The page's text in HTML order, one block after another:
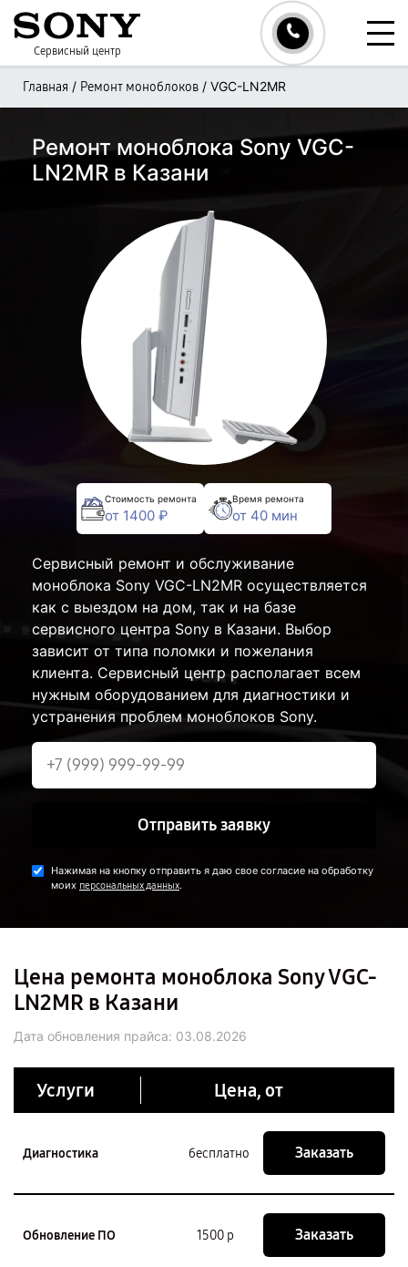
Сервисный центр
Главная / Ремонт моноблоков / VGC-LN2MR
Ремонт моноблока Sony VGC-
LN2MR в Казани
Стоимость ремонта
от 1400 ₽
Время ремонта
от 40 мин
Сервисный ремонт и обслуживание
моноблока Sony VGC-LN2MR осуществляется
как с выездом на дом, так и на базе
сервисного центра Sony в Казани. Выбор
зависит от типа поломки и пожелания
клиента. Сервисный центр располагает всем
нужным оборудованием для диагностики и
устранения проблем моноблоков Sony.
Отправить заявку
Нажимая на кнопку отправить я даю свое согласие на обработку
моих персональных данных.
Цена ремонта моноблока Sony VGC-
LN2MR в Казани
Дата обновления прайса: 03.08.2026
Услуги Цена, от
Диагностика бесплатно Заказать
Обновление ПО 1500 р Заказать